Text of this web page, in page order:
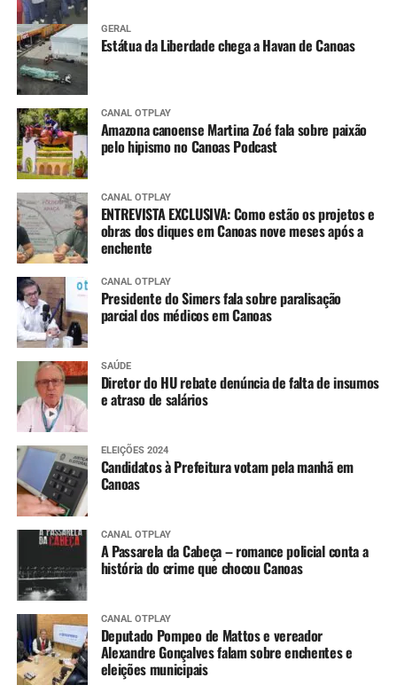
GERAL
Estátua da Liberdade chega a Havan de Canoas
CANAL OTPLAY
Amazona canoense Martina Zoé fala sobre paixão
pelo hipismo no Canoas Podcast
CANAL OTPLAY
ENTREVISTA EXCLUSIVA: Como estão os projetos e
obras dos diques em Canoas nove meses após a
enchente
CANAL OTPLAY
Presidente do Simers fala sobre paralisação
parcial dos médicos em Canoas
SAÚDE
Diretor do HU rebate denúncia de falta de insumos
e atraso de salários
ELEIÇÕES 2024
Candidatos à Prefeitura votam pela manhã em
Canoas
CANAL OTPLAY
A Passarela da Cabeça – romance policial conta a
história do crime que chocou Canoas
CANAL OTPLAY
Deputado Pompeo de Mattos e vereador
Alexandre Gonçalves falam sobre enchentes e
eleições municipais